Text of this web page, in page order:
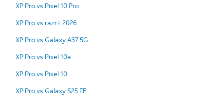
XP Pro vs Pixel 10 Pro
XP Pro vs razr+ 2026
XP Pro vs Galaxy A37 5G
XP Pro vs Pixel 10a
XP Pro vs Pixel 10
XP Pro vs Galaxy S25 FE